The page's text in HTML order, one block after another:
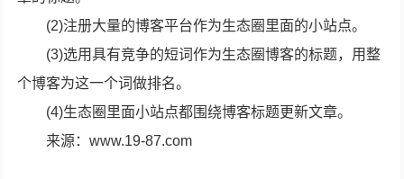
(2)注册大量的博客平台作为生态圈里面的小站点。
(3)选用具有竞争的短词作为生态圈博客的标题，用整
个博客为这一个词做排名。
(4)生态圈里面小站点都围绕博客标题更新文章。
来源：www.19-87.com